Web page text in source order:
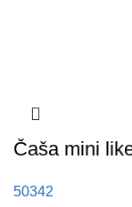
Čaša mini
50342